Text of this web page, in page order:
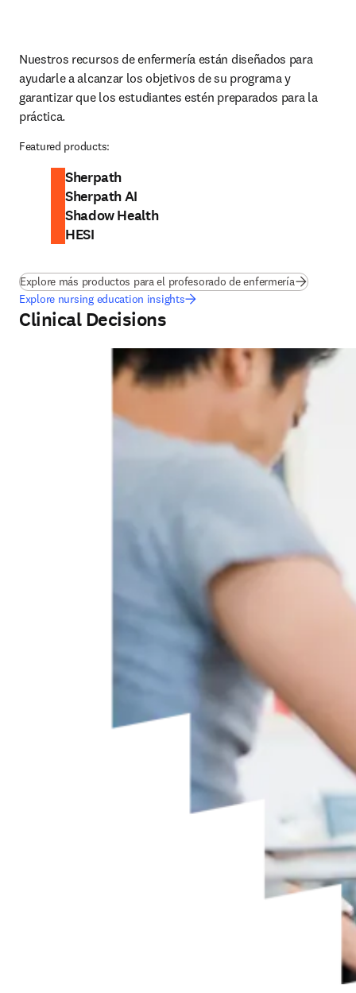
Nuestros recursos de enfermería están diseñados para
ayudarle a alcanzar los objetivos de su programa y
garantizar que los estudiantes estén preparados para la
práctica.
Featured products:
Sherpath
Sherpath AI
Shadow Health
HESI
Explore más productos para el profesorado de enfermería
Explore nursing education insights
Clinical Decisions